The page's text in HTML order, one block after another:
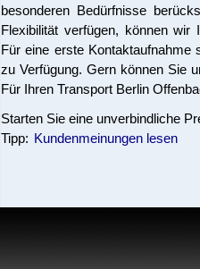
besonderen Bedürfnisse
Flexibilität verfügen, können wir
Für eine erste Kontaktaufnahme
zu Verfügung. Gern können Sie
Für Ihren Transport Berlin
Starten Sie eine unverbindliche
Tipp: Kundenmeinungen lesen